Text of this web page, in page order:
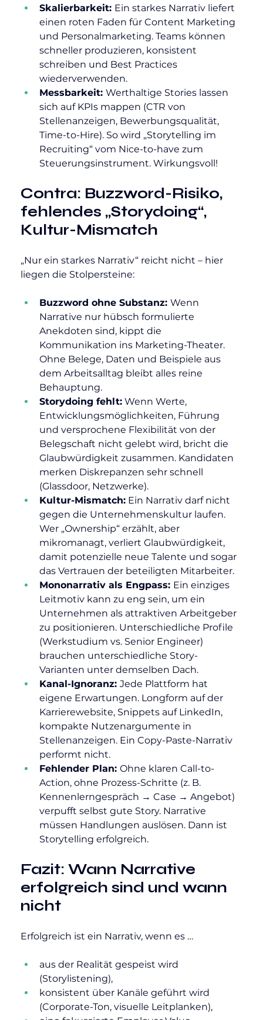
Skalierbarkeit: Ein starkes Narrativ liefert
einen roten Faden für Content Marketing
und Personalmarketing. Teams können
schneller produzieren, konsistent
schreiben und Best Practices
wiederverwenden.
Messbarkeit: Werthaltige Stories lassen
sich auf KPIs mappen (CTR von
Stellenanzeigen, Bewerbungsqualität,
Time-to-Hire). So wird „Storytelling im
Recruiting“ vom Nice-to-have zum
Steuerungsinstrument. Wirkungsvoll!
Contra: Buzzword-Risiko,
fehlendes „Storydoing“,
Kultur-Mismatch
„Nur ein starkes Narrativ“ reicht nicht – hier
liegen die Stolpersteine:
Buzzword ohne Substanz: Wenn
Narrative nur hübsch formulierte
Anekdoten sind, kippt die
Kommunikation ins Marketing-Theater.
Ohne Belege, Daten und Beispiele aus
dem Arbeitsalltag bleibt alles reine
Behauptung.
Storydoing fehlt: Wenn Werte,
Entwicklungsmöglichkeiten, Führung
und versprochene Flexibilität von der
Belegschaft nicht gelebt wird, bricht die
Glaubwürdigkeit zusammen. Kandidaten
merken Diskrepanzen sehr schnell
(Glassdoor, Netzwerke).
Kultur-Mismatch: Ein Narrativ darf nicht
gegen die Unternehmenskultur laufen.
Wer „Ownership“ erzählt, aber
mikromanagt, verliert Glaubwürdigkeit,
damit potenzielle neue Talente und sogar
das Vertrauen der beteiligten Mitarbeiter.
Mononarrativ als Engpass: Ein einziges
Leitmotiv kann zu eng sein, um ein
Unternehmen als attraktiven Arbeitgeber
zu positionieren. Unterschiedliche Profile
(Werkstudium vs. Senior Engineer)
brauchen unterschiedliche Story-
Varianten unter demselben Dach.
Kanal-Ignoranz: Jede Plattform hat
eigene Erwartungen. Longform auf der
Karrierewebsite, Snippets auf LinkedIn,
kompakte Nutzenargumente in
Stellenanzeigen. Ein Copy-Paste-Narrativ
performt nicht.
Fehlender Plan: Ohne klaren Call-to-
Action, ohne Prozess-Schritte (z. B.
Kennenlerngespräch → Case → Angebot)
verpufft selbst gute Story. Narrative
müssen Handlungen auslösen. Dann ist
Storytelling erfolgreich.
Fazit: Wann Narrative
erfolgreich sind und wann
nicht
Erfolgreich ist ein Narrativ, wenn es …
aus der Realität gespeist wird
(Storylistening),
konsistent über Kanäle geführt wird
(Corporate-Ton, visuelle Leitplanken),